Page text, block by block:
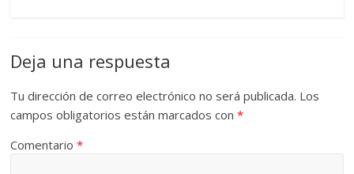
Deja una respuesta
Tu dirección de correo electrónico no será publicada. Los
campos obligatorios están marcados con*
Comentario*